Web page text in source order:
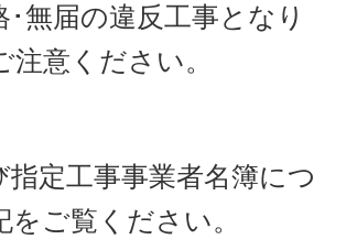
･無届の違反工事となり
注意ください。
指定工事事業者名簿につ
をご覧ください。